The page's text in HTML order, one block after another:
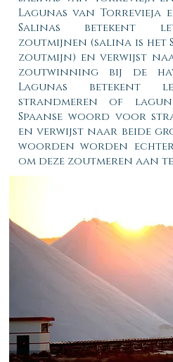
Lagunas van Torrevieja
Salinas betekent
zoutmijnen (salina is het
zoutmijn) en verwijst
zoutwinning bij de
Lagunas betekent
strandmeren of
Spaanse woord voor
en verwijst naar beide
woorden worden
om deze zoutmeren aan